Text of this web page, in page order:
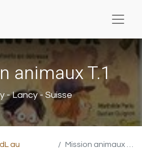
animaux T.1
- Lancy - Suisse
au
Mission animaux T.1